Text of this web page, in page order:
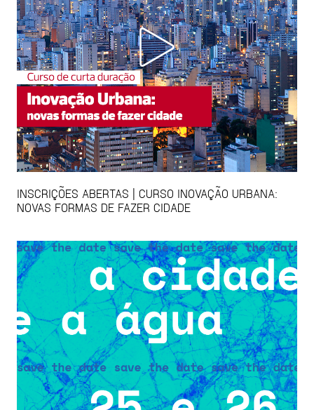
INSCRIÇÕES ABERTAS | CURSO INOVAÇÃO URBANA:
NOVAS FORMAS DE FAZER CIDADE